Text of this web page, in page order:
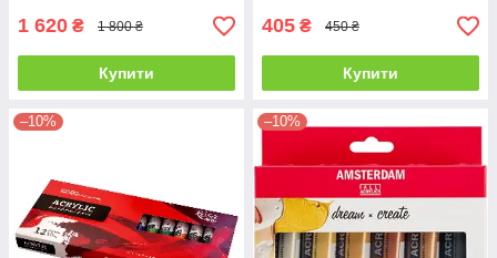
1 620 ₴ 1 800 ₴
Купити
405 ₴ 450 ₴
Купити
–10% –10%